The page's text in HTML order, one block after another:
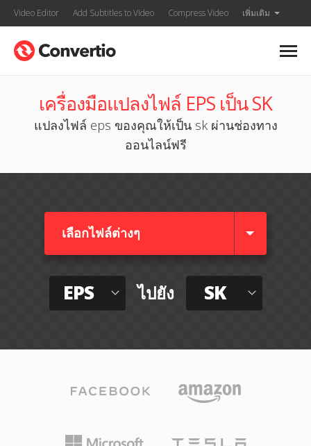
Video Editor Add Subtitles to Video Compress Video เพิ่มเติม
เครื่องมือแปลงไฟล์ EPS เป็น SK
แปลงไฟล์ eps ของคุณให้เป็น sk ผ่านช่องทาง
ออนไลน์ฟรี
เลือกไฟล์ต่างๆ​
EPS ไปยัง SK